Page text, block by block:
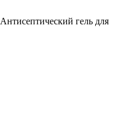
Антисептический гель для